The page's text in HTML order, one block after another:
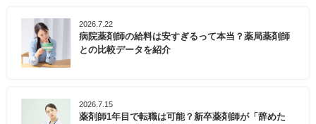
2026.7.22
病院薬剤師の給料は安すぎるって本当？薬局薬剤師
との比較データを紹介
2026.7.15
薬剤師1年目で転職は可能？新卒薬剤師が「辞めた